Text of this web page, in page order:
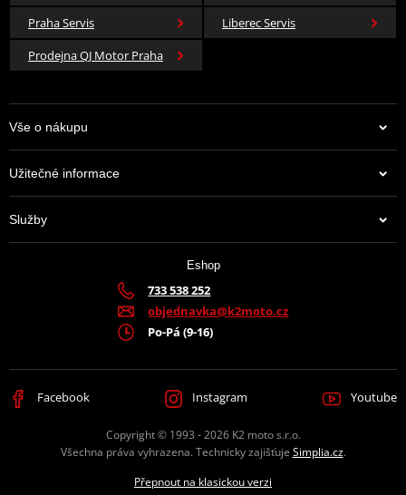
Praha Servis
Liberec Servis
Prodejna QJ Motor Praha
Vše o nákupu
Užitečné informace
Služby
Eshop
733 538 252
objednavka@k2moto.cz
Po-Pá (9-16)
Facebook Instagram Youtube
Copyright © 1993 - 2026 K2 moto s.r.o.
Všechna práva vyhrazena. Technicky zajišťuje Simplia.cz.
Přepnout na klasickou verzi